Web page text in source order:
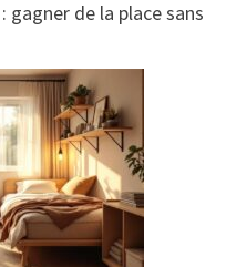
de la place sans